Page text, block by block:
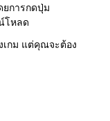
การกดปุ่ม
โหลด
เกม แต่คุณจะต้อง